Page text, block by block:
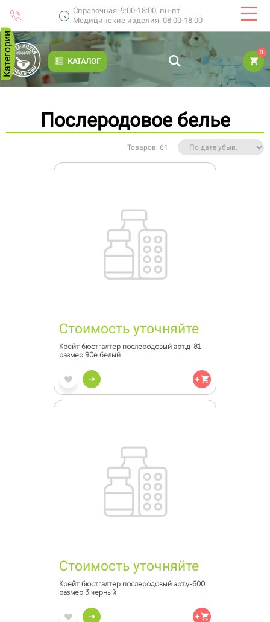
Справочная: 9:00-18:00, пн-пт
Медицинские изделия: 08:00-18:00
КАТАЛОГ
0
Категории
Послеродовое белье
Товаров: 61
Стоимость уточняйте
Крейт бюстгалтер послеродовый арт.д-81
размер 90е белый
Стоимость уточняйте
Крейт бюстгалтер послеродовый арт.у-600
размер 3 черный